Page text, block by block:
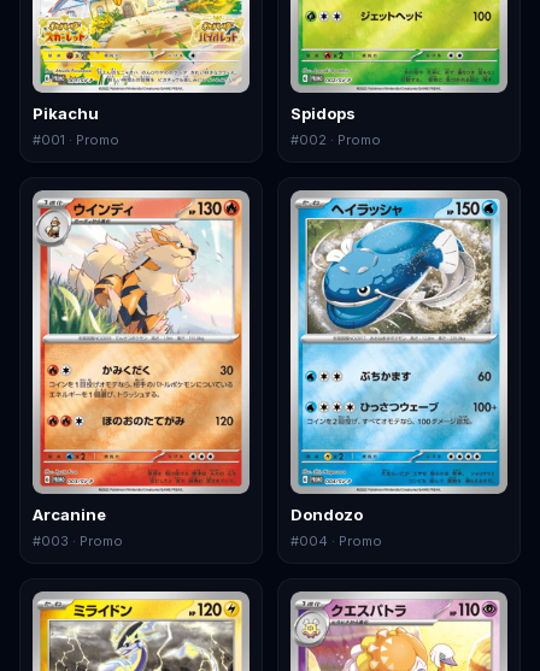
Pikachu
#001 · Promo
Spidops
#002 · Promo
Arcanine
#003 · Promo
Dondozo
#004 · Promo